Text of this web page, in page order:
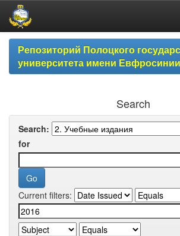
Skip
navigationРепозиторий Полоцкого
университета имени
Search
Search:
for
Current filters: